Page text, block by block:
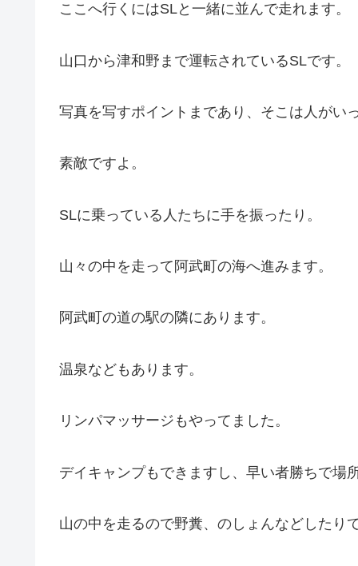
ここへ行くにはSLと一緒に並んで走れます。
山口から津和野まで運転されているSLです。
写真を写すポイントまであり、そこは人がい
素敵ですよ。
SLに乗っている人たちに手を振ったり。
山々の中を走って阿武町の海へ進みます。
阿武町の道の駅の隣にあります。
温泉などもあります。
リンパマッサージもやってました。
デイキャンプもできますし、早い者勝ちで場
山の中を走るので野糞、のしょんなどしたり